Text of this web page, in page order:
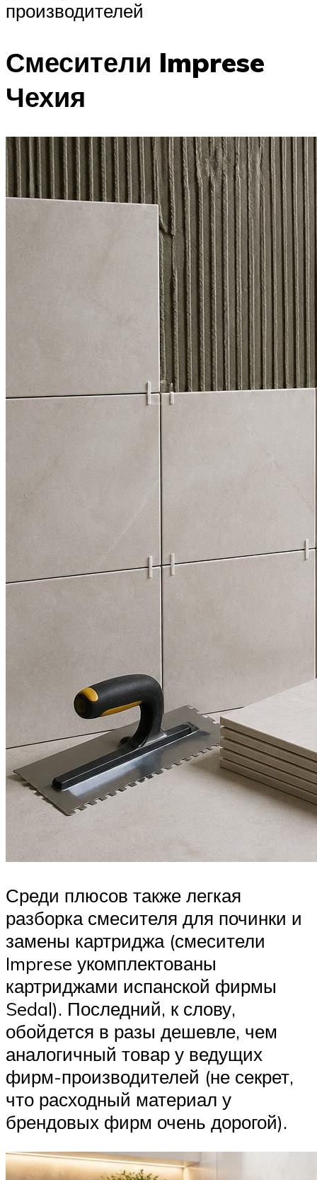
производителей
Смесители Imprese
Чехия
Среди плюсов также легкая
разборка смесителя для починки и
замены картриджа (смесители
Imprese укомплектованы
картриджами испанской фирмы
Sedal). Последний, к слову,
обойдется в разы дешевле, чем
аналогичный товар у ведущих
фирм-производителей (не секрет,
что расходный материал у
брендовых фирм очень дорогой).